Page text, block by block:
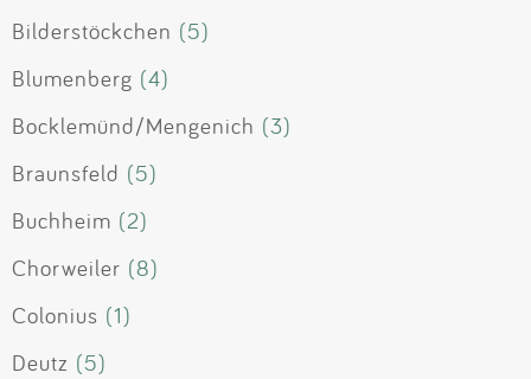
Bilderstöckchen (5)
Blumenberg (4)
Bocklemünd/Mengenich (3)
Braunsfeld (5)
Buchheim (2)
Chorweiler (8)
Colonius (1)
Deutz (5)